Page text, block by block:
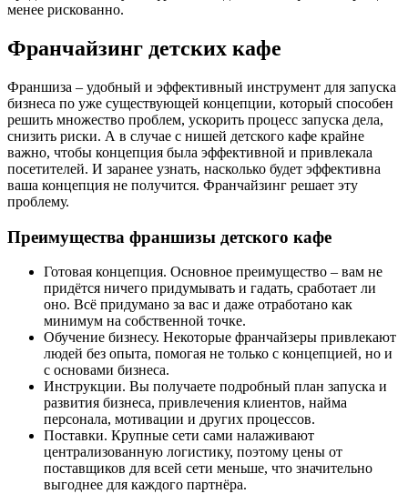
менее рискованно.
Франчайзинг детских кафе
Франшиза – удобный и эффективный инструмент для запуска
бизнеса по уже существующей концепции, который способен
решить множество проблем, ускорить процесс запуска дела,
снизить риски. А в случае с нишей детского кафе крайне
важно, чтобы концепция была эффективной и привлекала
посетителей. И заранее узнать, насколько будет эффективна
ваша концепция не получится. Франчайзинг решает эту
проблему.
Преимущества франшизы детского кафе
Готовая концепция. Основное преимущество – вам не
придётся ничего придумывать и гадать, сработает ли
оно. Всё придумано за вас и даже отработано как
минимум на собственной точке.
Обучение бизнесу. Некоторые франчайзеры привлекают
людей без опыта, помогая не только с концепцией, но и
с основами бизнеса.
Инструкции. Вы получаете подробный план запуска и
развития бизнеса, привлечения клиентов, найма
персонала, мотивации и других процессов.
Поставки. Крупные сети сами налаживают
централизованную логистику, поэтому цены от
поставщиков для всей сети меньше, что значительно
выгоднее для каждого партнёра.